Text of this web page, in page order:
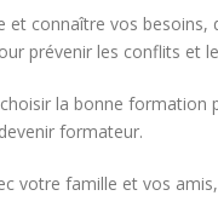
connaître vos
prévenir les conflits et
la bonne
formateur.
votre famille et vos